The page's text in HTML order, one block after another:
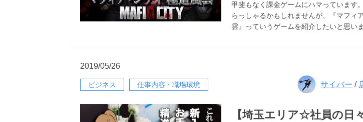
甲斐もなく課金ゲームにハマっています
らっしゃるかもしれませんが、『マフィ
雲』っていうゲームを紹介したいと思い
2019/05/26
ビジネス 仕事内容・職場環境 サイバー /
【埼玉エリア☆社員の日